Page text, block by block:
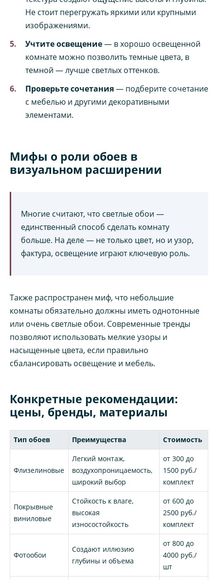
Не стоит перегружать яркими или крупными
изображениями.
Учтите освещение— в хорошо освещенной
комнате можно позволить темные цвета, в
темной — лучше светлых оттенков.
Проверьте сочетания— подберите сочетание
с мебелью и другими декоративными
элементами.
Мифы о роли обоев в
визуальном расширении
Многие считают, что светлые обои —
единственный способ сделать комнату
больше. На деле — не только цвет, но и узор,
фактура, освещение играют ключевую роль.
Также распространен миф, что небольшие
комнаты обязательно должны иметь однотонные
или очень светлые обои. Современные тренды
позволяют использовать мелкие узоры и
насыщенные цвета, если правильно
сбалансировать освещение и мебель.
Конкретные рекомендации:
цены, бренды, материалы
Тип обоев Преимущества Стоимость
Флизелиновые
Легкий монтаж,
воздухопроницаемость,
широкий выбор
от 300 до
1500 руб./
комплект
Покрывные
виниловые
Стойкость к влаге,
высокая
износостойкость
от 600 до
2500 руб./
комплект
Фотообои
Создают иллюзию
глубины и объема
от 800 до
4000 руб./
шт